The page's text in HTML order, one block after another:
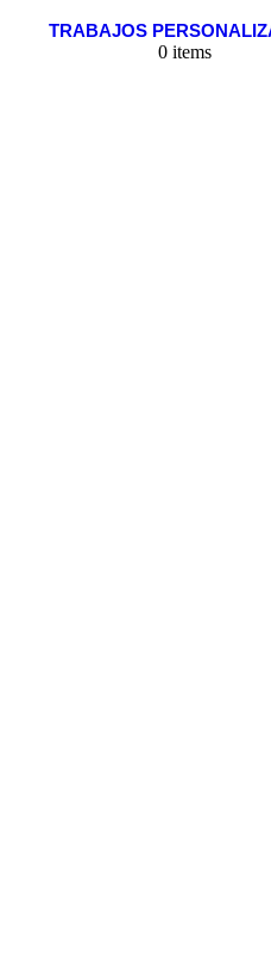
TRABAJOS
0 items